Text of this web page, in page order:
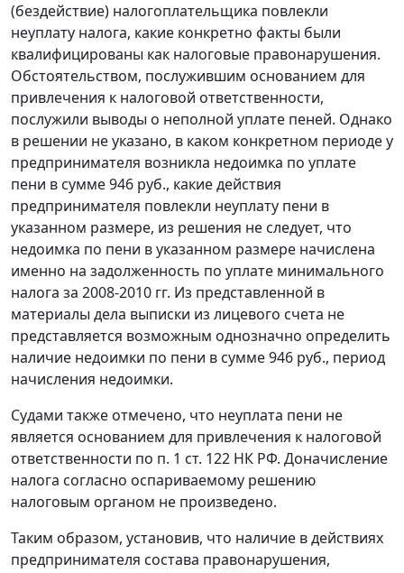
(бездействие) налогоплательщика повлекли
неуплату налога, какие конкретно факты были
квалифицированы как налоговые правонарушения.
Обстоятельством, послужившим основанием для
привлечения к налоговой ответственности,
послужили выводы о неполной уплате пеней. Однако
в решении не указано, в каком конкретном периоде у
предпринимателя возникла недоимка по уплате
пени в сумме 946 руб., какие действия
предпринимателя повлекли неуплату пени в
указанном размере, из решения не следует, что
недоимка по пени в указанном размере начислена
именно на задолженность по уплате минимального
налога за 2008-2010 гг. Из представленной в
материалы дела выписки из лицевого счета не
представляется возможным однозначно определить
наличие недоимки по пени в сумме 946 руб., период
начисления недоимки.
Судами также отмечено, что неуплата пени не
является основанием для привлечения к налоговой
ответственности по п. 1 ст. 122 НК РФ. Доначисление
налога согласно оспариваемому решению
налоговым органом не произведено.
Таким образом, установив, что наличие в действиях
предпринимателя состава правонарушения,